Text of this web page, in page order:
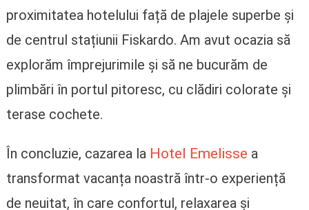
proximitatea hotelului față de plajele superbe și
de centrul stațiunii Fiskardo. Am avut ocazia să
explorăm împrejurimile și să ne bucurăm de
plimbări în portul pitoresc, cu clădiri colorate și
terase cochete.
În concluzie, cazarea la Hotel Emelisse a
transformat vacanța noastră într-o experiență
de neuitat, în care confortul, relaxarea și